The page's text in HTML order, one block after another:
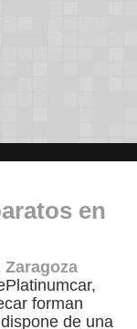
en
forman
de una